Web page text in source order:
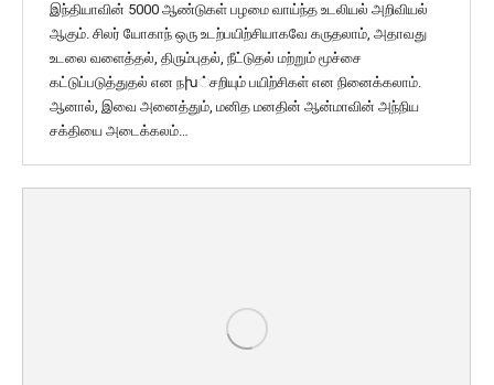
இந்தியாவின் 5000 ஆண்டுகள் பழமை வாய்ந்த உடலியல் அறிவியல்
ஆகும். சிலர் யோகாந் ஒரு உடற்பயிற்சியாகவே கருதலாம், அதாவது
உடலை வளைத்தல், திரும்புதல், நீட்டுதல் மற்றும் மூச்சை
கட்டுப்படுத்துதல் என நխ்சறியும் பயிற்சிகள் என நினைக்கலாம்.
ஆனால், இவை அனைத்தும், மனித மனதின் ஆன்மாவின் அந்நிய
சக்தியை அடைக்கலம்…